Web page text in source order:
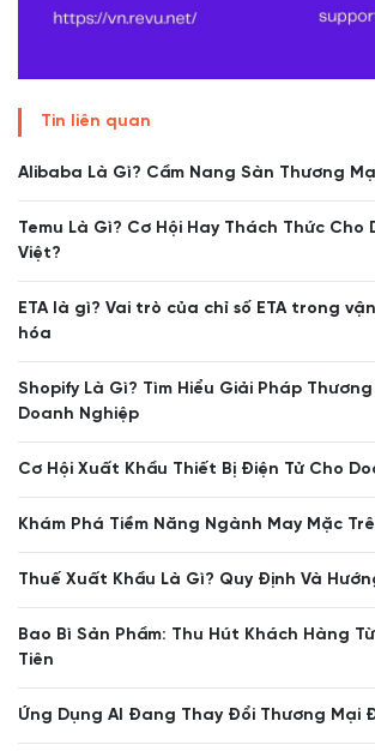
Tin liên quan
Alibaba Là Gì? Cẩm Nang Sàn Thương
Temu Là Gì? Cơ Hội Hay Thách Thức Cho
Việt?
ETA là gì? Vai trò của chỉ số ETA trong
hóa
Shopify Là Gì? Tìm Hiểu Giải Pháp
Doanh Nghiệp
Cơ Hội Xuất Khẩu Thiết Bị Điện Tử Cho
Khám Phá Tiềm Năng Ngành May Mặc
Thuế Xuất Khẩu Là Gì? Quy Định Và
Bao Bì Sản Phẩm: Thu Hút Khách Hàng
Tiên
Ứng Dụng AI Đang Thay Đổi Thương Mại